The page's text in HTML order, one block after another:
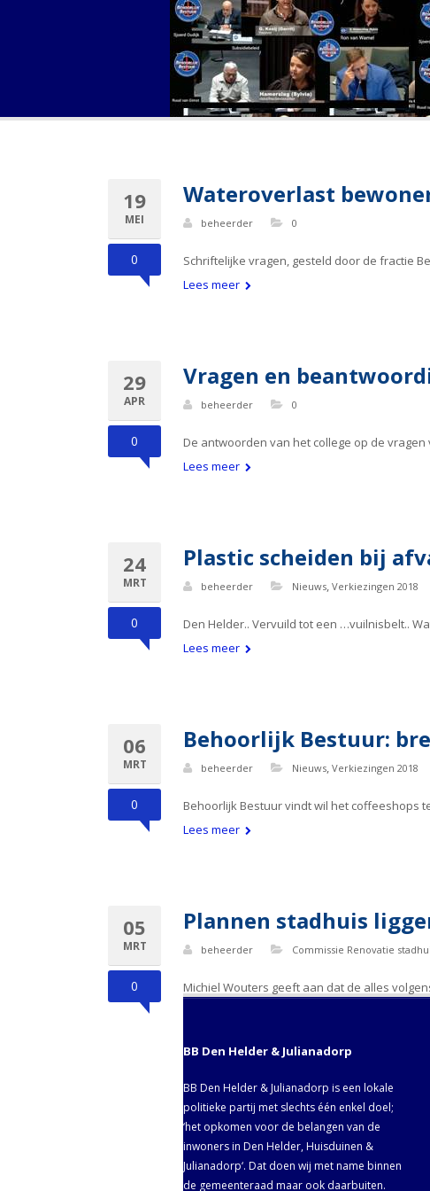
19
MEI
0
Wateroverlast
beheerder 0
Schriftelijke vragen, gesteld door de fractie
Lees meer
29
APR
0
Vragen en
beheerder 0
De antwoorden van het college op de
Lees meer
24
MRT
0
Plastic scheiden bij
beheerder Nieuws, Verkiezingen 2018
Den Helder.. Vervuild tot een …vuilnisbelt..
Lees meer
06
MRT
0
Behoorlijk Bestuur:
beheerder Nieuws, Verkiezingen 2018
Behoorlijk Bestuur vindt wil het coffeeshops
Lees meer
05
MRT
0
Plannen stadhuis
beheerder Commissie Renovatie
Michiel Wouters geeft aan dat de alles
BB Den Helder & Julianadorp
BB Den Helder & Julianadorp is een lokale
politieke partij met slechts één enkel doel;
‘het opkomen voor de belangen van de
inwoners in Den Helder, Huisduinen &
Julianadorp‘. Dat doen wij met name binnen
de gemeenteraad maar ook daarbuiten.